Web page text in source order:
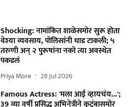
Shocking: नामांकित शाळेसमोर सुरू होता
वेश्या व्यवसाय, पोलिसांनी धाड टाकली; ५
तरुणी अन् २ पुरूषांना नको त्या अवस्थेत
पकडलं
Priya More 28 Jul 2026
Famous Actress: 'मला आई व्हायचंय...';